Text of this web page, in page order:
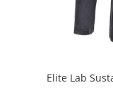
Elite Lab